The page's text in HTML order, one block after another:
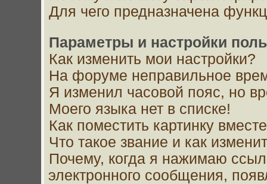
Для чего предназначена
Параметры и настройки
Как изменить мои настройки?
На форуме неправильное
Я изменил часовой пояс, но
Моего языка нет в списке!
Как поместить картинку
Что такое звание и как
Почему, когда я нажимаю
электронного сообщения,